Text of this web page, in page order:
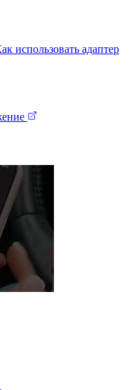
использовать адаптер